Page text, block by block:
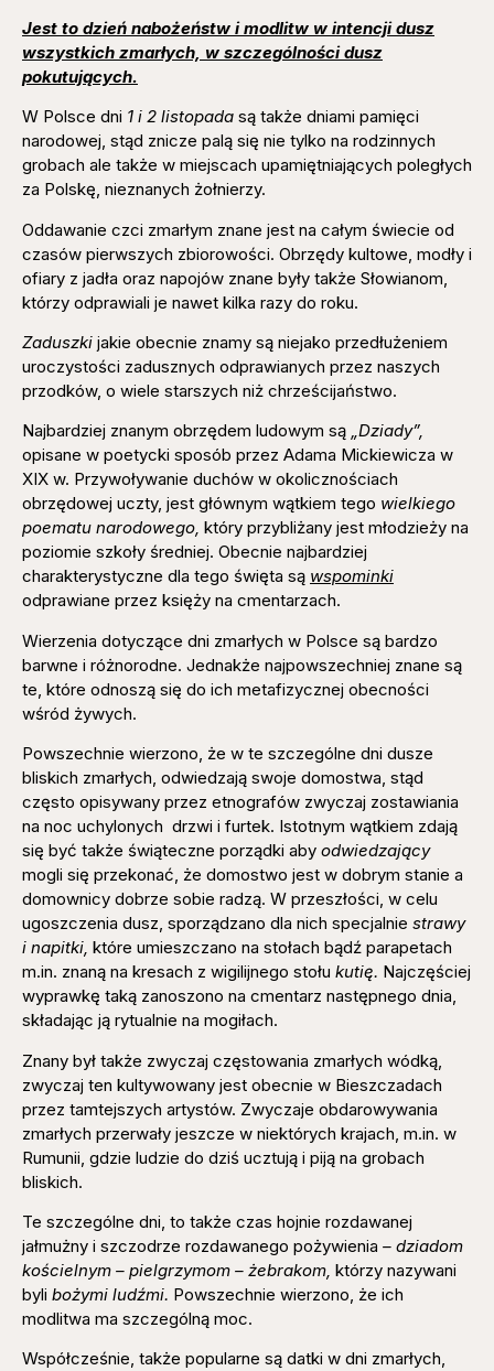
Jest to dzień nabożeństw i modlitw w intencji dusz
wszystkich zmarłych, w szczególności dusz
pokutujących.
W Polsce dni 1 i 2 listopada są także dniami pamięci
narodowej, stąd znicze palą się nie tylko na rodzinnych
grobach ale także w miejscach upamiętniających poległych
za Polskę, nieznanych żołnierzy.
Oddawanie czci zmarłym znane jest na całym świecie od
czasów pierwszych zbiorowości. Obrzędy kultowe, modły i
ofiary z jadła oraz napojów znane były także Słowianom,
którzy odprawiali je nawet kilka razy do roku.
Zaduszki jakie obecnie znamy są niejako przedłużeniem
uroczystości zadusznych odprawianych przez naszych
przodków, o wiele starszych niż chrześcijaństwo.
Najbardziej znanym obrzędem ludowym są „Dziady”,
opisane w poetycki sposób przez Adama Mickiewicza w
XIX w. Przywoływanie duchów w okolicznościach
obrzędowej uczty, jest głównym wątkiem tego wielkiego
poematu narodowego, który przybliżany jest młodzieży na
poziomie szkoły średniej. Obecnie najbardziej
charakterystyczne dla tego święta są wspominki
odprawiane przez księży na cmentarzach.
Wierzenia dotyczące dni zmarłych w Polsce są bardzo
barwne i różnorodne. Jednakże najpowszechniej znane są
te, które odnoszą się do ich metafizycznej obecności
wśród żywych.
Powszechnie wierzono, że w te szczególne dni dusze
bliskich zmarłych, odwiedzają swoje domostwa, stąd
często opisywany przez etnografów zwyczaj zostawiania
na noc uchylonych drzwi i furtek. Istotnym wątkiem zdają
się być także świąteczne porządki aby odwiedzający
mogli się przekonać, że domostwo jest w dobrym stanie a
domownicy dobrze sobie radzą. W przeszłości, w celu
ugoszczenia dusz, sporządzano dla nich specjalnie strawy
i napitki, które umieszczano na stołach bądź parapetach
m.in. znaną na kresach z wigilijnego stołu kutię. Najczęściej
wyprawkę taką zanoszono na cmentarz następnego dnia,
składając ją rytualnie na mogiłach.
Znany był także zwyczaj częstowania zmarłych wódką,
zwyczaj ten kultywowany jest obecnie w Bieszczadach
przez tamtejszych artystów. Zwyczaje obdarowywania
zmarłych przerwały jeszcze w niektórych krajach, m.in. w
Rumunii, gdzie ludzie do dziś ucztują i piją na grobach
bliskich.
Te szczególne dni, to także czas hojnie rozdawanej
jałmużny i szczodrze rozdawanego pożywienia – dziadom
kościelnym – pielgrzymom – żebrakom, którzy nazywani
byli bożymi ludźmi. Powszechnie wierzono, że ich
modlitwa ma szczególną moc.
Współcześnie, także popularne są datki w dni zmarłych,